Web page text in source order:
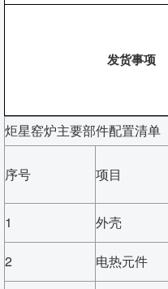
发货事项
炬星窑炉主要部件配置清单
序号 项目
1
外壳
2 电热元件